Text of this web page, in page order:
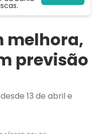
melhora,
previsão
13 de abril e